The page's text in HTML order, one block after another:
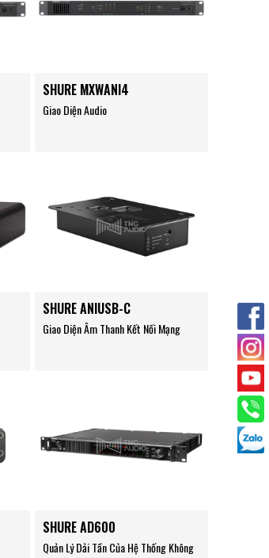
SHURE MXWANI4
Giao Diện Audio
SHURE ANIUSB-C
Giao Diện Âm Thanh Kết Nối Mạng
SHURE AD600
Quản Lý Dải Tần Của Hệ Thống Không